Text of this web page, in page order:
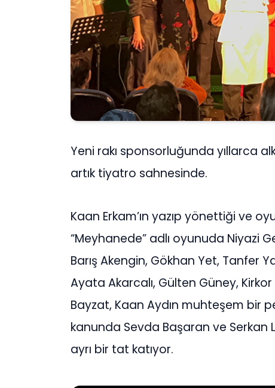
Yeni rakı sponsorluğunda yıllarca
artık tiyatro sahnesinde.
Kaan Erkam’ın yazıp yönettiği ve
“Meyhanede” adlı oyunuda Niyazi
Barış Akengin, Gökhan Yet, Tanfer
Ayata Akarcalı, Gülten Güney,
Bayzat, Kaan Aydın muhteşem bir
kanunda Sevda Başaran ve Serkan
ayrı bir tat katıyor.